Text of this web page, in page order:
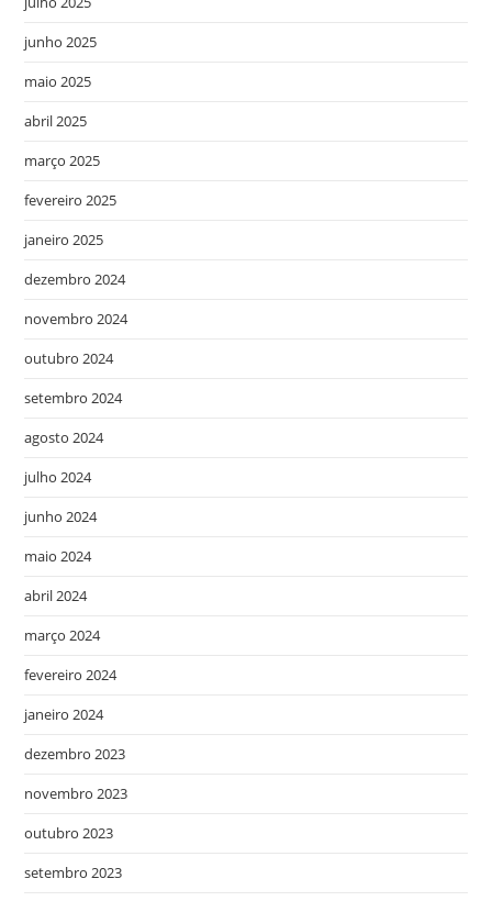
junho 2025
maio 2025
abril 2025
março 2025
fevereiro 2025
janeiro 2025
dezembro 2024
novembro 2024
outubro 2024
setembro 2024
agosto 2024
julho 2024
junho 2024
maio 2024
abril 2024
março 2024
fevereiro 2024
janeiro 2024
dezembro 2023
novembro 2023
outubro 2023
setembro 2023